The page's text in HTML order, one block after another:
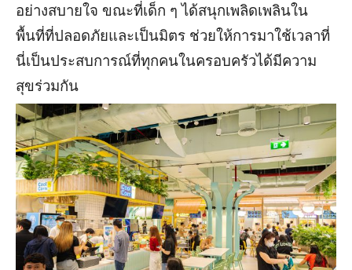
อย่างสบายใจ ขณะที่เด็ก ๆ ได้สนุกเพลิดเพลินใน
พื้นที่ที่ปลอดภัยและเป็นมิตร ช่วยให้การมาใช้เวลาที่
นี่เป็นประสบการณ์ที่ทุกคนในครอบครัวได้มีความ
สุขร่วมกัน